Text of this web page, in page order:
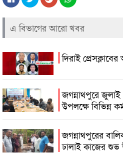
এ বিভাগের আরো খবর
দিরাই
জগন্নাথপুরে
উপলক্ষে বিভিন্ন
জগন্নাথপুরের
ঢালাই কাজের শুভ